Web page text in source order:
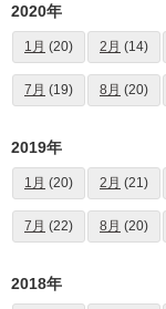
2020年
1月 (20) 2月 (14)
7月 (19) 8月 (20)
2019年
1月 (20) 2月 (21)
7月 (22) 8月 (20)
2018年